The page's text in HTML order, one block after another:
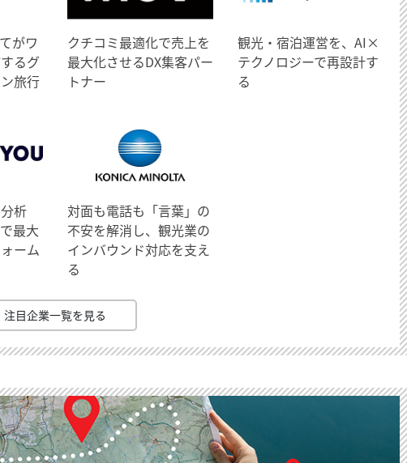
がワ
るグ
旅行
クチコミ最適化で売上を
最大化させるDX集客パー
トナー
観光・宿泊運営を、AI×
テクノロジーで再設計す
る
析
最大
ーム
対面も電話も「言葉」の
不安を解消し、観光業の
インバウンド対応を支え
る
注目企業一覧を見る